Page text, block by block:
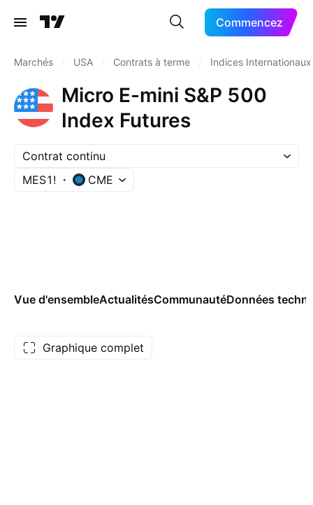
Commencez
Marchés USA Contrats à terme Indices Internationaux
Micro E-mini S&P 500
Index Futures
Contrat continu
MES1!
CME
Vue d'ensembleActualitésCommunautéDonnées
Graphique complet